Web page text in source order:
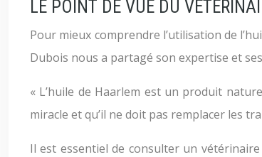
LE POINT DE VUE DU
Pour mieux comprendre l’utilisation de
Dubois nous a partagé son expertise et
« L’huile de Haarlem est un produit
miracle et qu’il ne doit pas remplacer les
Il est essentiel de consulter un